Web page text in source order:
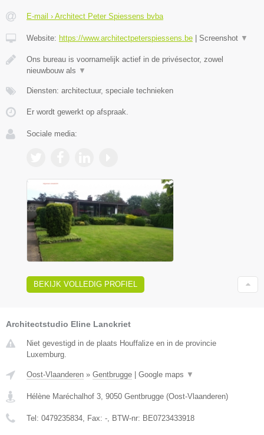
E-mail › Architect Peter Spiessens bvba
Website: https://www.architectpeterspiessens.be Screenshot ▼
Ons bureau is voornamelijk actief in de privésector, zowel
nieuwbouw als ▼
Diensten: architectuur, speciale technieken
Er wordt gewerkt op afspraak.
Sociale media:
BEKIJK VOLLEDIG PROFIEL
Architectstudio Eline Lanckriet
Niet gevestigd in de plaats Houffalize en in de provincie
Luxemburg.
Oost-Vlaanderen » Gentbrugge Google maps ▼
Hélène Maréchalhof 3, 9050 Gentbrugge (Oost-Vlaanderen)
Tel: 0479235834, Fax: -, BTW-nr: BE0723433918